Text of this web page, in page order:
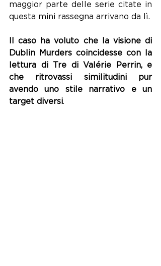
maggior parte delle serie citate in
questa mini rassegna arrivano da lì.
Il caso ha voluto che la visione di
Dublin Murders coincidesse con la
lettura di Tre di Valérie Perrin, e
che ritrovassi similitudini pur
avendo uno stile narrativo e un
target diversi.